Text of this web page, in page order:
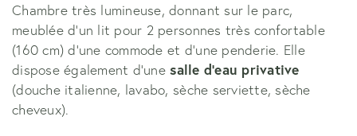
Chambre très lumineuse, donnant sur le parc,
meublée d'un lit pour 2 personnes très confortable
(160 cm) d'une commode et d'une penderie. Elle
dispose également d'unesalle d'eau privative
(douche italienne, lavabo, sèche serviette, sèche
cheveux).